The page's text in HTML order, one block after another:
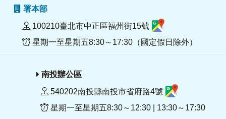
署本部
100210臺北市中正區福州街15號
星期一至星期五8:30～17:30（國定假日除外）
南投辦公區
540202南投縣南投市省府路4號
星期一至星期五8:30～12:30 | 13:30～17:30